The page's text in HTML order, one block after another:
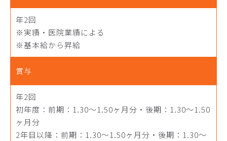
年2回
※実績・医院業績による
※基本給から昇給
賞与
年2回
初年度：前期：1.30～1.50ヶ月分・後期：1.30～1.50
ヶ月分
2年目以降：前期：1.30～1.50ヶ月分・後期：1.30～